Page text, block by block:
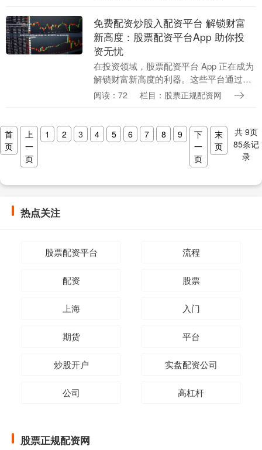
富增值的捷径。 ....
免费配资炒股入配资平台 解锁财富
新高度：股票配资平台App 助你投
资无忧
在投资领域，股票配资平台 App 正在成为
解锁财富新高度的利器。这些平台通过提
供杠杆资金，让投资者能够放大投资规
阅读：72 栏目：股票正规配资网
首
页
上
一
页
1 2 3 4 5 6 7 8 9
下
一
页
末
页
共 9页
85条记
录
热点关注
股票配资平台 流程
配资 股票
上海 入门
期货 平台
炒股开户 实盘配资公司
公司 高杠杆
股票正规配资网